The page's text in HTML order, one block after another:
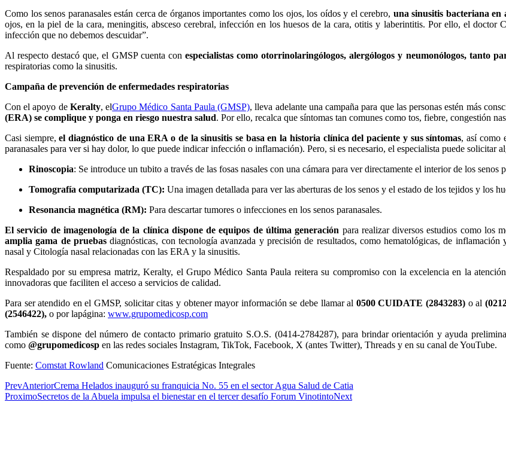
Como los senos paranasales están cerca de órganos importantes como los ojos, los oídos y el cerebro, una sinusitis bacteriana en
ojos, en la piel de la cara, meningitis, absceso cerebral, infección en los huesos de la cara, otitis y laberintitis. Por ello, el doctor
infección que no debemos descuidar”.
Al respecto destacó que, el GMSP cuenta con especialistas como otorrinolaringólogos, alergólogos y neumonólogos, tanto
respiratorias como la sinusitis.
Campaña de prevención de enfermedades respiratorias
Con el apoyo de Keralty, elGrupo Médico Santa Paula (GMSP), lleva adelante una campaña para que las personas estén más
(ERA) se complique y ponga en riesgo nuestra salud. Por ello, recalca que síntomas tan comunes como tos, fiebre, congestión
Casi siempre,el diagnóstico de una ERA o de la sinusitis se basa en la historia clínica del paciente y sus síntomas, así como
paranasales para ver si hay dolor, lo que puede indicar infección o inflamación). Pero, si es necesario, el especialista puede solicitar
Rinoscopia: Se introduce un tubito a través de las fosas nasales con una cámara para ver directamente el interior de los senos
Tomografía computarizada (TC): Una imagen detallada para ver las aberturas de los senos y el estado de los tejidos y los
Resonancia magnética (RM): Para descartar tumores o infecciones en los senos paranasales.
El servicio de imagenología de la clínica dispone de equipos de última generación para realizar diversos estudios como los
amplia gama de pruebasdiagnósticas, con tecnología avanzada y precisión de resultados, como hematológicas, de inflamación
nasal y Citología nasal relacionadas con las ERA y la sinusitis.
Respaldado por su empresa matriz, Keralty, el Grupo Médico Santa Paula reitera su compromiso con la excelencia en la
innovadoras que faciliten el acceso a servicios de calidad.
Para ser atendido en el GMSP, solicitar citas y obtener mayor información se debe llamar al 0500 CUIDATE (2843283) o al
(2546422), o por lapágina: www.grupomedicosp.com
También se dispone del número de contacto primario gratuito S.O.S. (0414-2784287), para brindar orientación y ayuda
como @grupomedicosp en las redes sociales Instagram, TikTok, Facebook, X (antes Twitter), Threads y en su canal de YouTube.
Fuente: Comstat Rowland Comunicaciones Estratégicas Integrales
PrevAnteriorCrema Helados inauguró su franquicia No. 55 en el sector Agua Salud de Catia
ProximoSecretos de la Abuela impulsa el bienestar en el tercer desafío Forum VinotintoNext